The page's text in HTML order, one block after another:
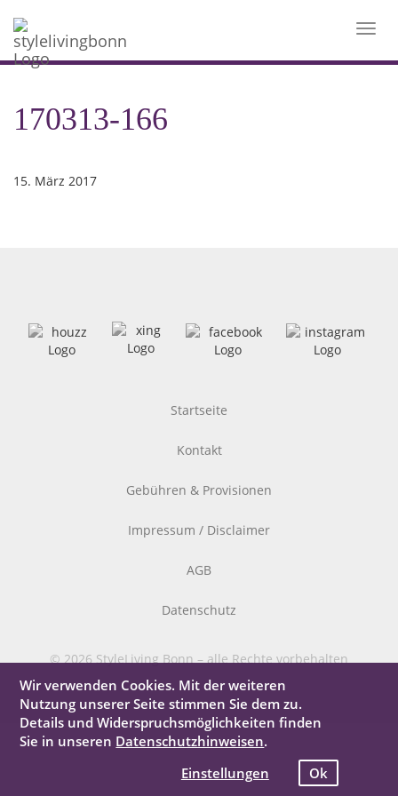
170313-166
15. März 2017
Startseite
Kontakt
Gebühren & Provisionen
Impressum / Disclaimer
AGB
Datenschutz
© 2026 StyleLiving Bonn – alle Rechte vorbehalten
Wir verwenden Cookies. Mit der weiteren
Nutzung unserer Seite stimmen Sie dem zu.
Details und Widerspruchsmöglichkeiten finden
Sie in unseren Datenschutzhinweisen.
Einstellungen
Ok